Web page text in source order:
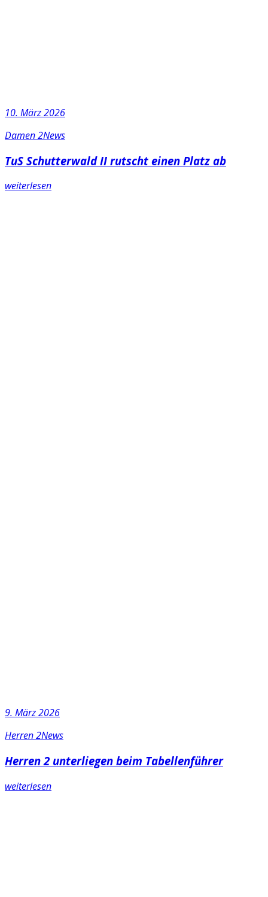
10. März 2026
Damen 2News
TuS Schutterwald II rutscht einen Platz ab
weiterlesen
9. März 2026
Herren 2News
Herren 2 unterliegen beim Tabellenführer
weiterlesen